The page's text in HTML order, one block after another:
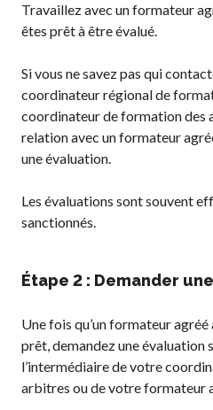
Solutions
numériques/logicielles
Travaillez avec un formateur
êtes prêt à être évalué.
Si vous ne savez pas qui
coordinateur régional de
coordinateur de formation des
relation avec un formateur
une évaluation.
Les évaluations sont souvent
sanctionnés.
Étape 2 : Demander
Une fois qu’un formateur
prêt, demandez une évaluation
l’intermédiaire de votre
arbitres ou de votre formateur